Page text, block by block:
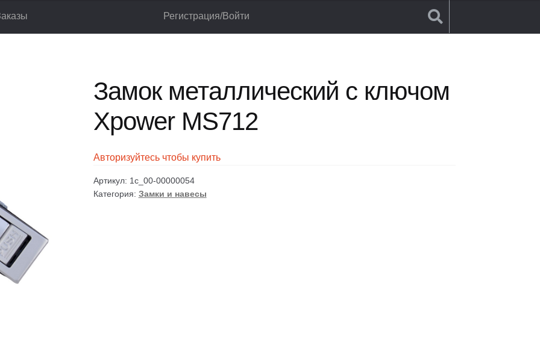
Регистрация/Войти
металлический с ключом Xpower MS712
Замок металлический с ключом
Xpower MS712
Авторизуйтесь чтобы купить
Артикул: 1c_00-00000054
Категория: Замки и навесы